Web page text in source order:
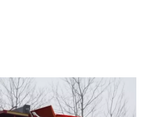
цену